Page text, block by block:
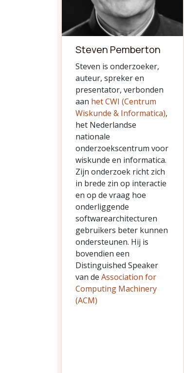
Steven Pemberton
Steven is onderzoeker,
auteur, spreker en
presentator, verbonden
aan het CWI (Centrum
Wiskunde & Informatica),
het Nederlandse
nationale
onderzoekscentrum voor
wiskunde en informatica.
Zijn onderzoek richt zich
in brede zin op interactie
en op de vraag hoe
onderliggende
softwarearchitecturen
gebruikers beter kunnen
ondersteunen. Hij is
bovendien een
Distinguished Speaker
van de Association for
Computing Machinery
(ACM)